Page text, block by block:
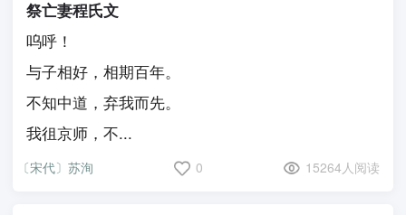
祭亡妻程氏文
呜呼！
与子相好，相期百年。
不知中道，弃我而先。
我徂京师，不...
〔宋代〕苏洵 0 15264人阅读